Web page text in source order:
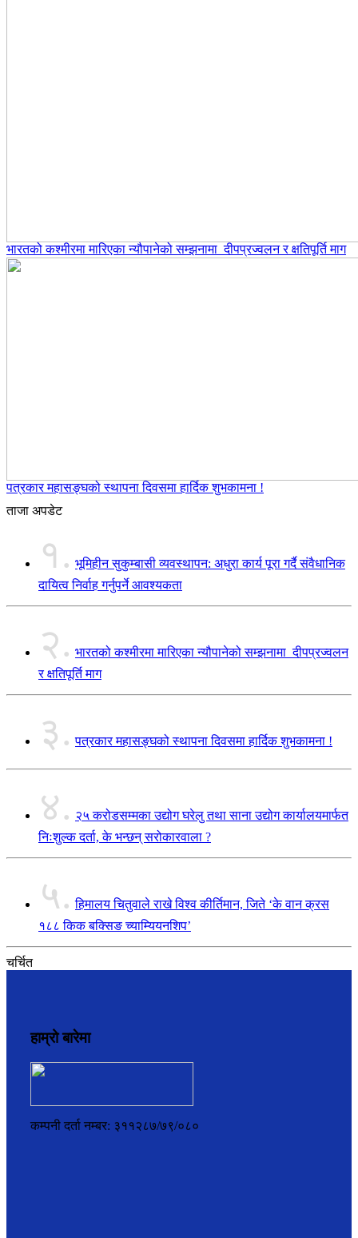
भारतको कश्मीरमा मारिएका न्यौपानेको सम्झनामा दीपप्रज्वलन र क्षतिपूर्ति माग
पत्रकार महासङ्घको स्थापना दिवसमा हार्दिक शुभकामना !
ताजा अपडेट
१. भूमिहीन सुकुम्बासी व्यवस्थापन: अधुरा कार्य पूरा गर्दै संवैधानिक
दायित्व निर्वाह गर्नुपर्ने आवश्यकता
२. भारतको कश्मीरमा मारिएका न्यौपानेको सम्झनामा दीपप्रज्वलन
र क्षतिपूर्ति माग
३. पत्रकार महासङ्घको स्थापना दिवसमा हार्दिक शुभकामना !
४. २५ करोडसम्मका उद्योग घरेलु तथा साना उद्योग कार्यालयमार्फत
निःशुल्क दर्ता, के भन्छन् सरोकारवाला ?
५. हिमालय चितुवाले राखे विश्व कीर्तिमान, जिते ‘के वान क्रस
१८८ किक बक्सिङ च्याम्यियनशिप’
चर्चित
हाम्रो बारेमा
कम्पनी दर्ता नम्बर: ३११२८७/७९/०८०